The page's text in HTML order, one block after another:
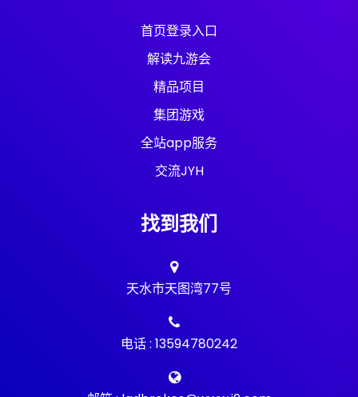
首页登录入口
解读九游会
精品项目
集团游戏
全站app服务
交流JYH
找到我们
天水市天图湾77号
电话 : 13594780242